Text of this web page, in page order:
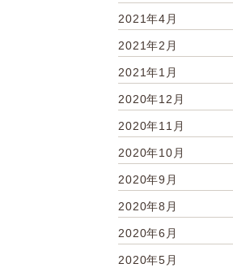
2021年4月
2021年2月
2021年1月
2020年12月
2020年11月
2020年10月
2020年9月
2020年8月
2020年6月
2020年5月